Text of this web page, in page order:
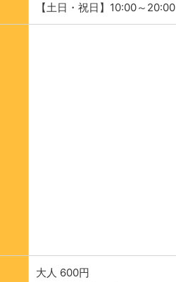
【土日・祝日】10:00～20:00
大人 600円